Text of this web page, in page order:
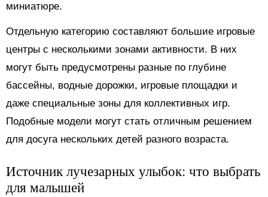
миниатюре.
Отдельную категорию составляют большие игровые
центры с несколькими зонами активности. В них
могут быть предусмотрены разные по глубине
бассейны, водные дорожки, игровые площадки и
даже специальные зоны для коллективных игр.
Подобные модели могут стать отличным решением
для досуга нескольких детей разного возраста.
Источник лучезарных улыбок: что выбрать
для малышей